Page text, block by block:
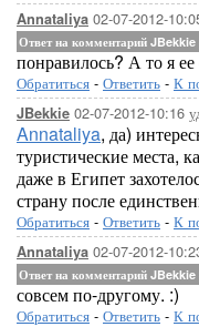
Annataliya 02-07-2012-
Ответ на комментарий JBekkie
понравилось? А то я
Обратиться - Ответить - К
JBekkie 02-07-2012-10:16
Annataliya, да)
туристические места,
даже в Египет
страну после
Обратиться - Ответить - К
Annataliya 02-07-2012-
Ответ на комментарий JBekkie
совсем по-другому. :)
Обратиться - Ответить - К